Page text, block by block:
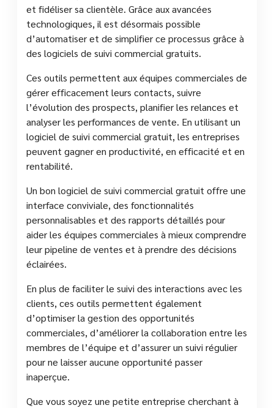
et fidéliser sa clientèle. Grâce aux avancées
technologiques, il est désormais possible
d’automatiser et de simplifier ce processus grâce à
des logiciels de suivi commercial gratuits.
Ces outils permettent aux équipes commerciales de
gérer efficacement leurs contacts, suivre
l’évolution des prospects, planifier les relances et
analyser les performances de vente. En utilisant un
logiciel de suivi commercial gratuit, les entreprises
peuvent gagner en productivité, en efficacité et en
rentabilité.
Un bon logiciel de suivi commercial gratuit offre une
interface conviviale, des fonctionnalités
personnalisables et des rapports détaillés pour
aider les équipes commerciales à mieux comprendre
leur pipeline de ventes et à prendre des décisions
éclairées.
En plus de faciliter le suivi des interactions avec les
clients, ces outils permettent également
d’optimiser la gestion des opportunités
commerciales, d’améliorer la collaboration entre les
membres de l’équipe et d’assurer un suivi régulier
pour ne laisser aucune opportunité passer
inaperçue.
Que vous soyez une petite entreprise cherchant à